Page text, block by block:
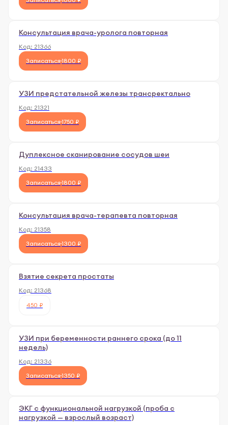
Консультация врача-уролога повторная
Код: 21366
Записаться 1800 ₽
УЗИ предстательной железы трансректально
Код: 21321
Записаться 1750 ₽
Дуплексное сканирование сосудов шеи
Код: 21433
Записаться 1800 ₽
Консультация врача-терапевта повторная
Код: 21358
Записаться 1300 ₽
Взятие секрета простаты
Код: 21368
450 ₽
УЗИ при беременности раннего срока (до 11
недель)
Код: 21336
Записаться 1350 ₽
ЭКГ с функциональной нагрузкой (проба с
нагрузкой — взрослый возраст)